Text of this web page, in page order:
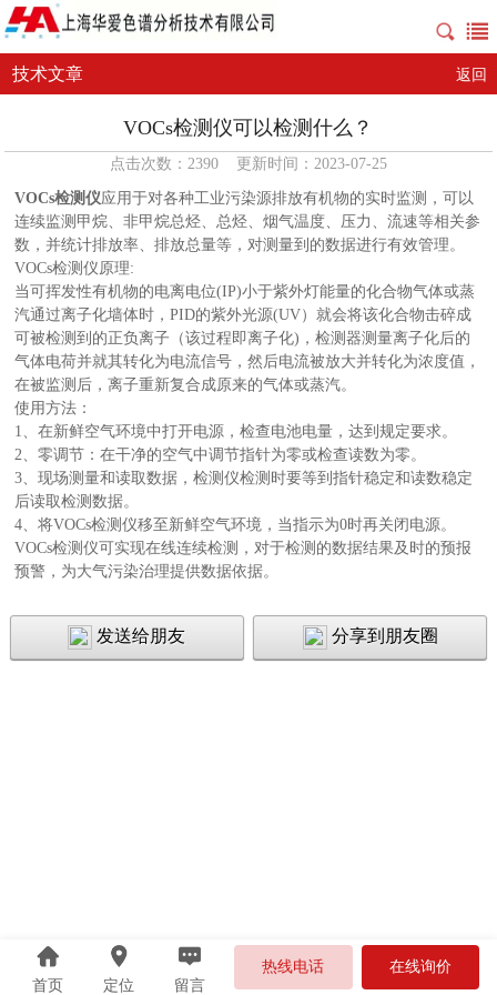
技术文章 返回
VOCs检测仪可以检测什么？
点击次数：2390 更新时间：2023-07-25
VOCs检测仪应用于对各种工业污染源排放有机物的实时监测，可以
连续监测甲烷、非甲烷总烃、总烃、烟气温度、压力、流速等相关参
数，并统计排放率、排放总量等，对测量到的数据进行有效管理。
VOCs检测仪原理:
当可挥发性有机物的电离电位(IP)小于紫外灯能量的化合物气体或蒸
汽通过离子化墙体时，PID的紫外光源(UV）就会将该化合物击碎成
可被检测到的正负离子（该过程即离子化)，检测器测量离子化后的
气体电荷并就其转化为电流信号，然后电流被放大并转化为浓度值，
在被监测后，离子重新复合成原来的气体或蒸汽。
使用方法：
1、在新鲜空气环境中打开电源，检查电池电量，达到规定要求。
2、零调节：在干净的空气中调节指针为零或检查读数为零。
3、现场测量和读取数据，检测仪检测时要等到指针稳定和读数稳定
后读取检测数据。
4、将VOCs检测仪移至新鲜空气环境，当指示为0时再关闭电源。
VOCs检测仪可实现在线连续检测，对于检测的数据结果及时的预报
预警，为大气污染治理提供数据依据。
发送给朋友 分享到朋友圈
首页 定位 留言
热线电话 在线询价